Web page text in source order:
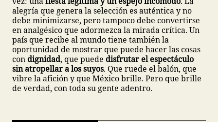
alegría que genera la selección es auténtica y no
debe minimizarse, pero tampoco debe convertirse
en analgésico que adormezca la mirada crítica. Un
país que recibe al mundo tiene también la
oportunidad de mostrar que puede hacer las cosas
con dignidad, que puede disfrutar el espectáculo
sin atropellar a los suyos. Que ruede el balón, que
vibre la afición y que México brille. Pero que brille
de verdad, con toda su gente adentro.